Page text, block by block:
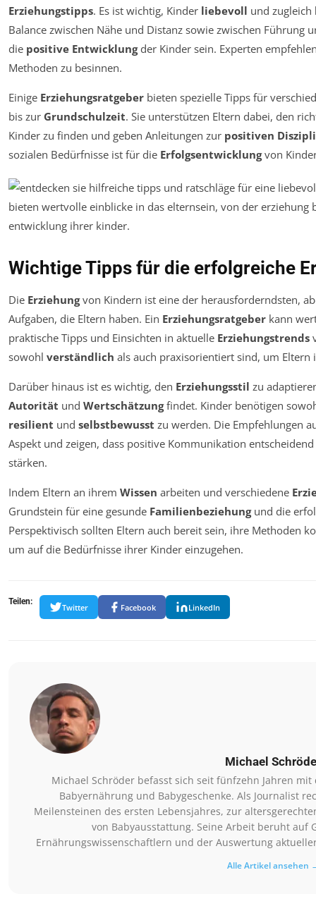
Erziehungstipps. Es ist wichtig, Kinder liebevoll und zugleich
Balance zwischen Nähe und Distanz sowie zwischen Führung
die positive Entwicklungder Kinder sein. Experten
Methoden zu besinnen.
Einige Erziehungsratgeber bieten spezielle Tipps für
bis zur Grundschulzeit. Sie unterstützen Eltern dabei, den
Kinder zu finden und geben Anleitungen zur positiven
sozialen Bedürfnisse ist für die Erfolgsentwicklungvon
Wichtige Tipps für die erfolgreiche
Die Erziehungvon Kindern ist eine der herausforderndsten,
Aufgaben, die Eltern haben. Ein Erziehungsratgeber kann
praktische Tipps und Einsichten in aktuelle Erziehungstrends
sowohl verständlich als auch praxisorientiert sind, um Eltern
Darüber hinaus ist es wichtig, den Erziehungsstil zu
Autorität und Wertschätzungfindet. Kinder benötigen
resilient und selbstbewusst zu werden. Die Empfehlungen
Aspekt und zeigen, dass positive Kommunikation
stärken.
Indem Eltern an ihrem Wissen arbeiten und verschiedene
Grundstein für eine gesunde Familienbeziehungund die
Perspektivisch sollten Eltern auch bereit sein, ihre Methoden
um auf die Bedürfnisse ihrer Kinder einzugehen.
Teilen:
Twitter Facebook LinkedIn
Michael
Michael Schröder befasst sich seit fünfzehn Jahren
Babyernährung und Babygeschenke. Als Journalist
Meilensteinen des ersten Lebensjahres, zur
von Babyausstattung. Seine Arbeit beruht auf
Ernährungswissenschaftlern und der Auswertung
Alle Artikel ansehen